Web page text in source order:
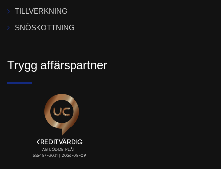
TILLVERKNING
SNÖSKOTTNING
Trygg affärspartner